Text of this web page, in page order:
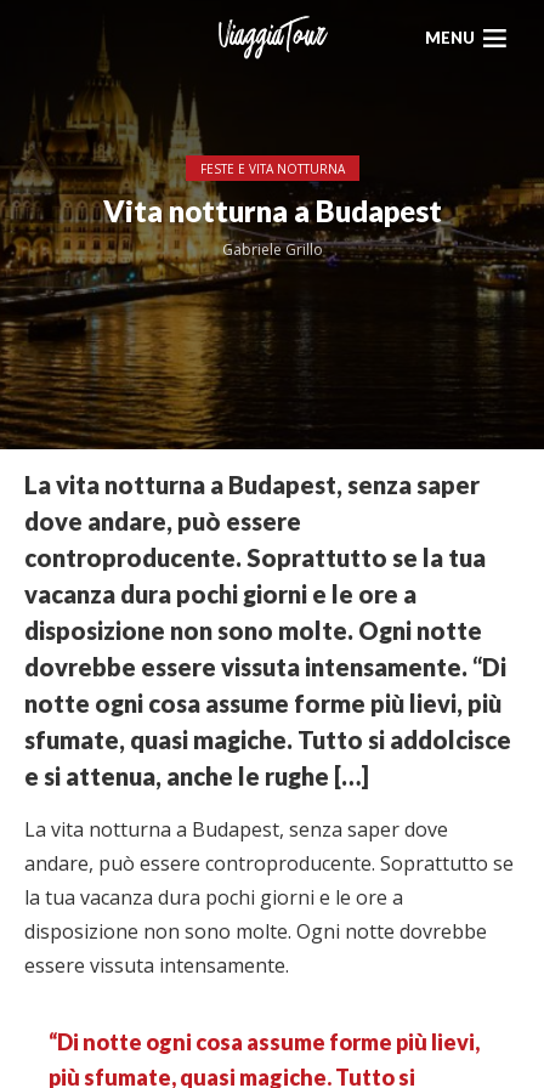
MENU
FESTE E VITA NOTTURNA
Vita notturna a Budapest
Gabriele Grillo
La vita notturna a Budapest, senza saper
dove andare, può essere
controproducente. Soprattutto se la tua
vacanza dura pochi giorni e le ore a
disposizione non sono molte. Ogni notte
dovrebbe essere vissuta intensamente. “Di
notte ogni cosa assume forme più lievi, più
sfumate, quasi magiche. Tutto si addolcisce
e si attenua, anche le rughe […]
La vita notturna a Budapest, senza saper dove
andare, può essere controproducente. Soprattutto se
la tua vacanza dura pochi giorni e le ore a
disposizione non sono molte. Ogni notte dovrebbe
essere vissuta intensamente.
“Di notte ogni cosa assume forme più lievi,
più sfumate, quasi magiche. Tutto si